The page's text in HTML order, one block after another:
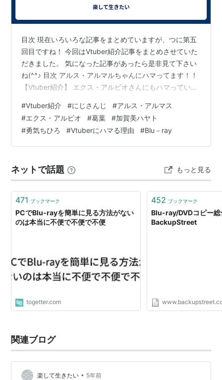
目次 現在いろいろな記事をまとめていますが、つに第五
回目ですね！ 今回はVtuber紹介記事をまとめさせていた
だきました。 気になった記事があったら是非見て下さい
ね(^^♪ 目次 アルス・アルマルちゃんにハマってます！！
【Vtuber紹介】 エクス・アルビオさんにもハマっていま
介】 加賀美社長には投げ銭したくなる！【Vtuber紹介】
はてなブログ10周年特別お題「私がVtuberにハマる10の
理由」 ちーちゃんはバイオレンスな魔法少女！【Vtuber
紹介】 【Blu－ray】にじさんじ”Light up tones”【2021/
#Vtuber紹介 #にじさんじ #アルス・アルマス
#エクス・アルビオ #葛葉 #加賀美ハヤト
#勇気ちひろ #Vtuberにハマる理由 #Blu－ray
ネットで話題 もっと見る
471 ブックマーク
PCでBlu-rayを簡単に見る方法がない
のは本当に不便で不便で不便
togetter.com
452 ブックマーク
Blu-ray/DVDコピー総
BackupStreet
関連ブログ
楽して生きたい • 5年前